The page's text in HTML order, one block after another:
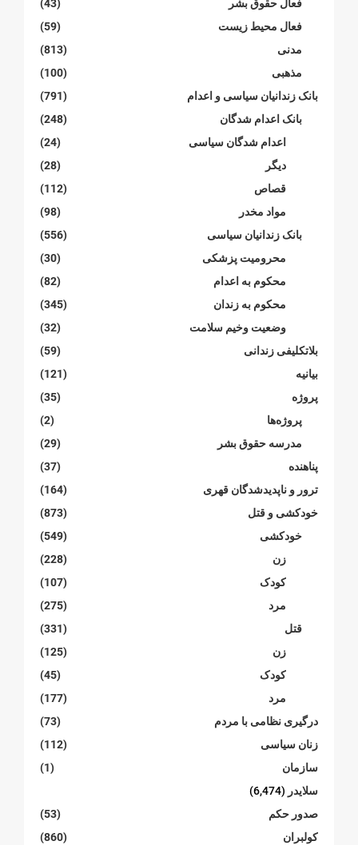
فعال حقوق بشر
(43)
فعال محیط زیست
(59)
مدنی
(813)
مذهبی
(100)
بانک زندانیان سیاسی و اعدام
(791)
بانک اعدام شدگان
(248)
اعدام شدگان سیاسی
(24)
دیگر
(28)
قصاص
(112)
مواد مخدر
(98)
بانک زندانیان سیاسی
(556)
محرومیت پزشکی
(30)
محکوم بە اعدام
(82)
محکوم بە زندان
(345)
وضعیت وخیم سلامت
(32)
بلاتکلیفی زندانی
(59)
بیانیە
(121)
پروژە
(35)
پروژەها
(2)
مدرسە حقوق بشر
(29)
پناهنده
(37)
ترور و ناپدیدشدگان قهری
(164)
خودکشی و قتل
(873)
خودکشی
(549)
زن
(228)
کودک
(107)
مرد
(275)
قتل
(331)
زن
(125)
کودک
(45)
مرد
(177)
درگیری نظامی با مردم
(73)
زنان سیاسی
(112)
سازمان
(1)
سلایدر (6,474)
صدور حکم
(53)
کولبران
(860)